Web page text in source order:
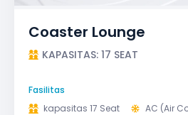
Coaster Lounge
KAPASITAS: 17 SEAT
Fasilitas
kapasitas 17 Seat
AC (Air